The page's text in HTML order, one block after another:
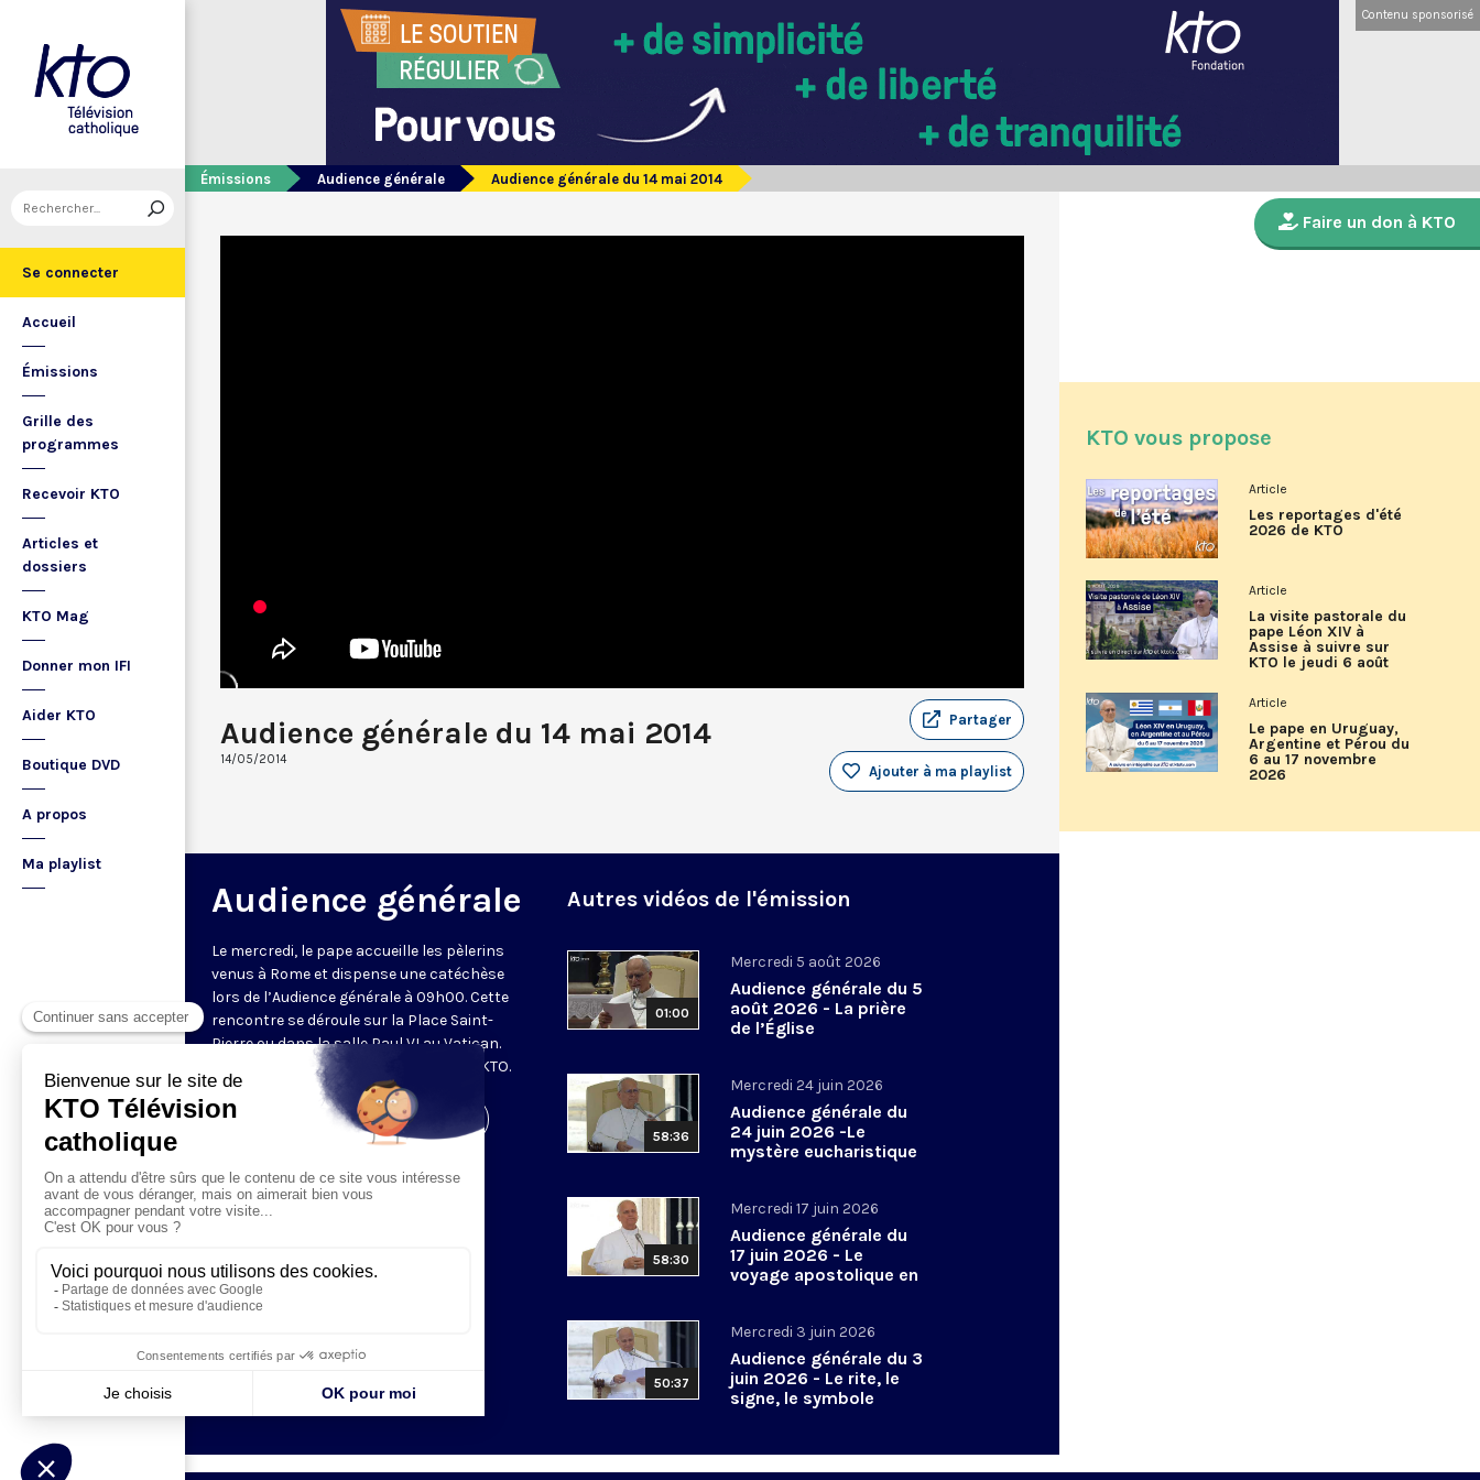
Se connecter
Accueil
Émissions
Grille des
programmes
Recevoir KTO
Articles et
dossiers
KTO Mag
Donner mon IFI
Aider KTO
Boutique DVD
A propos
Ma playlist
Contenu sponsorisé
Émissions Audience générale Audience générale du 14 mai 2014
Audience générale du 14 mai 2014
14/05/2014
Partager
Ajouter à ma playlist
Audience générale
Le mercredi, le pape accueille les pèlerins
venus à Rome et dispense une catéchèse
lors de l’Audience générale à 09h00. Cette
rencontre se déroule sur la Place Saint-
Pierre ou dans la salle Paul VI au Vatican.
Retransmise et traduite en direct par KTO.
Visiter la page de l'émission
Autres vidéos de l'émission
01:00
Mercredi 5 août 2026
Audience générale du 5
août 2026 - La prière
de l’Église
58:36
Mercredi 24 juin 2026
Audience générale du
24 juin 2026 -Le
mystère eucharistique
58:30
Mercredi 17 juin 2026
Audience générale du
17 juin 2026 - Le
voyage apostolique en
50:37
Mercredi 3 juin 2026
Audience générale du 3
juin 2026 - Le rite, le
signe, le symbole
Faire un don à KTO
KTO vous propose
Article
Les reportages d'été
2026 de KTO
Article
La visite pastorale du
pape Léon XIV à
Assise à suivre sur
KTO le jeudi 6 août
Article
Le pape en Uruguay,
Argentine et Pérou du
6 au 17 novembre
2026